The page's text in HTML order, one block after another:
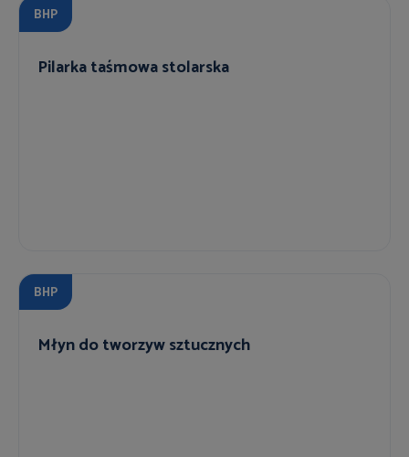
BHP
Pilarka taśmowa stolarska
BHP
Młyn do tworzyw sztucznych